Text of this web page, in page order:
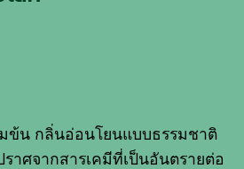
ข้น กลิ่นอ่อนโยนแบบธรรมชาติ
าศจากสารเคมีที่เป็นอันตรายต่อ